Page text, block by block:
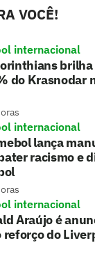
VOCÊ!
internacional
do Krasnodar
internacional
lança
racismo e
internacional
Araújo é
reforço do